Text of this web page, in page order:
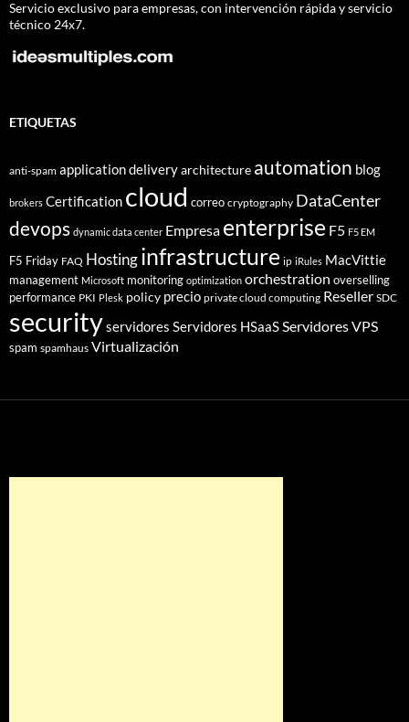
Servicio exclusivo para empresas, con intervención rápida y servicio
técnico 24x7.
ETIQUETAS
anti-spam application deliveryarchitecture automation blog
brokers Certification cloud correo cryptography DataCenter
devops dynamic data center Empresa enterprise F5 F5 EM
F5 Friday FAQ Hostinginfrastructure ip iRules MacVittie
management Microsoft monitoring optimization orchestration overselling
performance PKI Plesk policy precio private cloud computing Reseller SDC
securityservidores Servidores HSaaSServidores VPS
spam spamhaus Virtualización